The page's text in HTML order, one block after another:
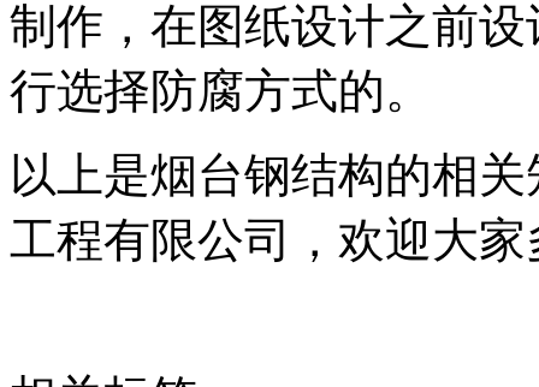
制作，在图纸设计之前
行选择防腐方式的。
以上是烟台钢结构的相
工程有限公司，欢迎大